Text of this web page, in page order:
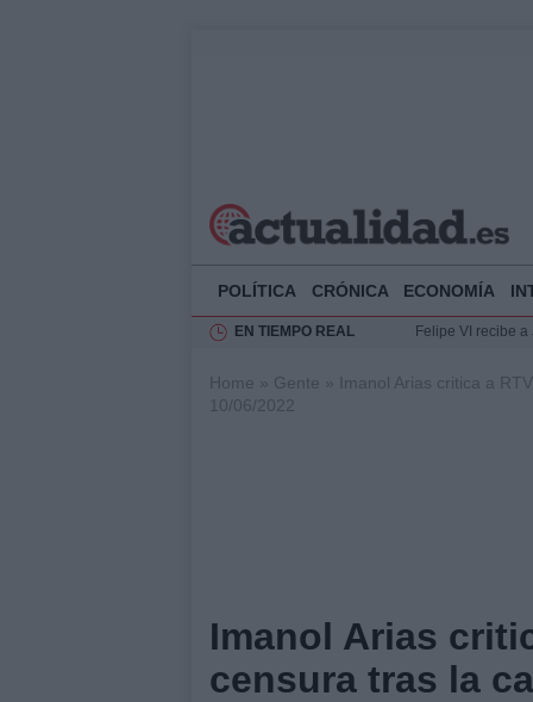
POLÍTICA CRÓNICA ECONOMÍA
EN TIEMPO REAL
Felipe VI recibe
Impacto
Home » Gente »
Imanol Arias critica a
10/06/2022
Imanol Arias
censura tras la